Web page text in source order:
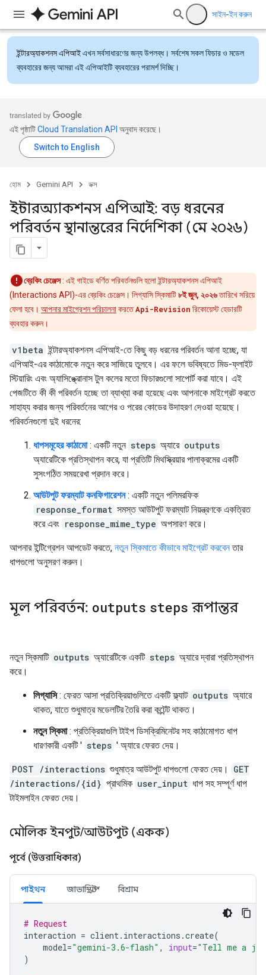
সাইন-ইন করুন
ইন্টারঅ্যাকশনস এপিআইএখন সর্বসাধারণের জন্য উপলব্ধ। সর্বশেষ সকল ফিচার ও মডেল
ব্যবহারের জন্য আমরা এই এপিআইটি ব্যবহারের পরামর্শ দিচ্ছি।
এই পৃষ্ঠাটিCloud Translation API অনুবাদ করেছে।
হোম Gemini API ডক্স
ইন্টারঅ্যাকশনস এপিআই: বড় ধরনের
পরিবর্তন স্থানান্তরের নির্দেশিকা (মে ২০২৬)
ব্রেকিং চেঞ্জেস: এই গাইডে বর্ণিত পরিবর্তনগুলি হলো ইন্টারঅ্যাকশনস এপিআই
(Interactions API)-এর ব্রেকিং চেঞ্জেস। লিগ্যাসি স্কিমাটি৮ই জুন, ২০২৬তারিখে সরিয়ে
ফেলা হবে। আপনার মাইগ্রেশন পরিচালনাকরতেApi-Revision রিকোয়েস্ট হেডারটি
ব্যবহার করুন।
v1beta ইন্টারঅ্যাকশনস এপিআই-তে কিছু বড় ধরনের পরিবর্তন আনা হচ্ছে, যা
এপিআই-এর কাঠামোকে নতুন করে সাজিয়ে তুলবে। এর ফলে ভবিষ্যতে মিড-ফ্লাইট
স্টিয়ারিং এবং অ্যাসিঙ্ক্রোনাস টুল কলের মতো ফিচারগুলো সাপোর্ট করা যাবে। এই
পেজটিতে কী কী পরিবর্তন হচ্ছে তা ব্যাখ্যা করা হয়েছে এবং আপনাকে মাইগ্রেট করতে
সাহায্য করার জন্য পরিবর্তনের আগের ও পরের কোডের উদাহরণ দেওয়া হয়েছে।
পরিবর্তনগুলো দুই ধরনের:
ধাপসমূহের কাঠামো: একটি নতুন steps অ্যারে outputs
অ্যারেটিকে প্রতিস্থাপন করে, যা প্রতিটি মিথস্ক্রিয়ার পালাক্রমের একটি
সুসংগঠিত সময়রেখা প্রদান করে।
আউটপুট ফরম্যাট কনফিগারেশন: একটি নতুন পলিমরফিক
response_format সমস্ত আউটপুট ফরম্যাট নিয়ন্ত্রণকে একত্রিত
করে এবং response_mime_type অপসারণ করে।
আপনার ইন্টিগ্রেশন আপডেট করতে, নতুন স্কিমাতে কীভাবে মাইগ্রেট করবেনতার
ধাপগুলো অনুসরণ করুন।
মূল পরিবর্তন: outputs steps রূপান্তর
নতুন স্কিমাটি outputs অ্যারেটিকে একটি steps অ্যারে দ্বারা প্রতিস্থাপন
করে।
লিগ্যাসি: ফেরত আসা প্রতিক্রিয়াগুলিতে একটি ফ্ল্যাট outputs অ্যারে
থাকত, যাতে শুধুমাত্র মডেলটির তৈরি করা কন্টেন্ট থাকত।
নতুন স্কিমা: প্রতিক্রিয়াগুলি টাইপ ডিসক্রিমিনেটর সহ কাঠামোগত ধাপ
ধারণকারী একটি ' steps ' অ্যারে ফেরত দেয়।
POST /interactions শুধুমাত্র আউটপুট ধাপগুলো ফেরত দেয়।
GET
/interactions/{id} প্রাথমিক user_input ধাপ সহ সম্পূর্ণ ধাপ
টাইমলাইন ফেরত দেয়।
মৌলিক ইনপুট/আউটপুট (একক)
পূর্বে (উত্তরাধিকার)
পাইথন জাভাস্ক্রিপ্ট বিশ্রাম
# Request
interaction = client. interactions .create(
model="gemini-3.6-flash" , input="Tell me a
)